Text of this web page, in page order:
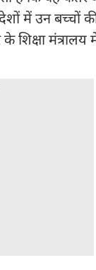
में उन बच्चों